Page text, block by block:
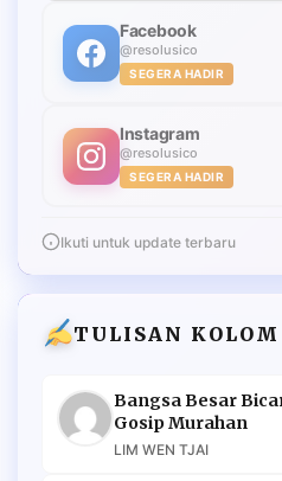
Facebook
@resolusico
SEGERA HADIR
Instagram
@resolusico
SEGERA HADIR
Ikuti untuk update terbaru
TULISAN KOLOM
Bangsa Besar
Gosip Murahan
LIM WEN TJAI